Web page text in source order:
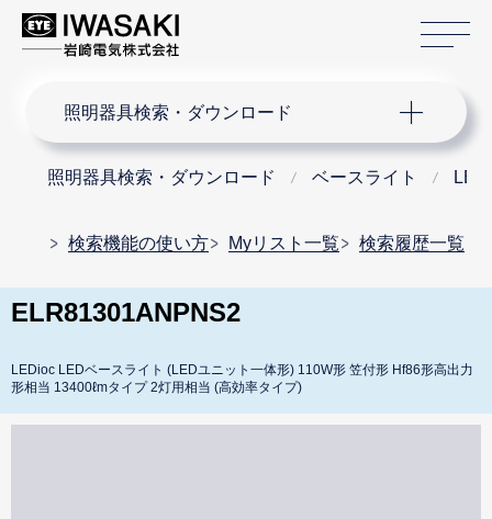
照明器具検索・ダウンロード
照明器具検索・ダウンロード ベースライト
検索機能の使い方 Myリスト一覧 検索履歴一覧
ELR81301ANPNS2
LEDioc LEDベースライト (LEDユニット一体形) 110W形 笠付形 Hf86形高出力
形相当 13400ℓmタイプ 2灯用相当 (高効率タイプ)